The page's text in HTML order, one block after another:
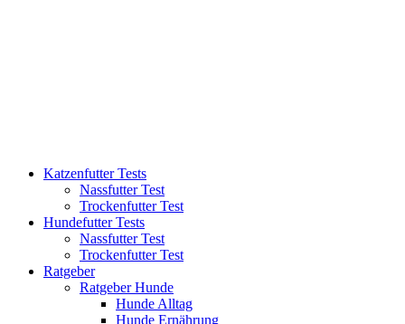
Katzenfutter Tests
Nassfutter Test
Trockenfutter Test
Hundefutter Tests
Nassfutter Test
Trockenfutter Test
Ratgeber
Ratgeber Hunde
Hunde Alltag
Hunde Ernährung